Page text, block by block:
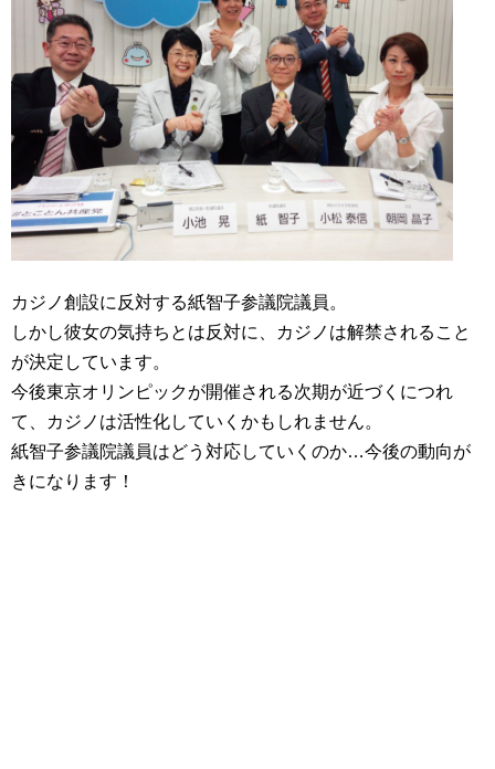
カジノ創設に反対する紙智子参議院議員。
しかし彼女の気持ちとは反対に、カジノは解禁されること
が決定しています。
今後東京オリンピックが開催される次期が近づくにつれ
て、カジノは活性化していくかもしれません。
紙智子参議院議員はどう対応していくのか…今後の動向が
きになります！